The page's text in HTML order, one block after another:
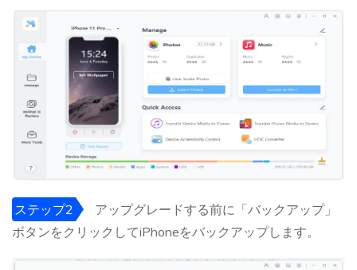
ステップ2
アップグレードする前に「バックアップ」
ボタンをクリックしてiPhoneをバックアップします。